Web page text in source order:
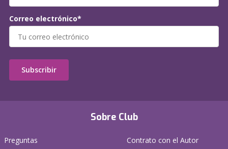
Sobre Club
Preguntas
Contrato con el Autor
Correo electrónico*
Subscribir